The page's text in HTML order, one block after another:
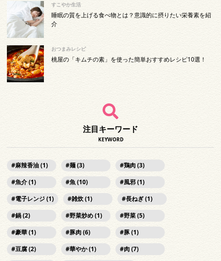
すこやか生活
睡眠の質を上げる食べ物とは？意識的に摂りたい栄養素を紹
介
おつまみレシピ
桃屋の「キムチの素」を使った簡単おすすめレシピ10選！
注目キーワード
KEYWORD
麻辣香油 (1) 麺 (3)
鶏肉 (3)
魚介 (1)
魚 (10)
風邪 (1)
電子レンジ (1)
雑炊 (1)
長ねぎ (1)
鍋 (2)
野菜炒め (1)
野菜 (5)
豪華 (1)
豚肉 (6)
豚 (1)
豆腐 (2)
華やか (1)
肉 (7)